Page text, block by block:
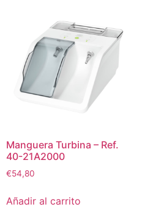
Manguera Turbina – Ref.
40-21A2000
€54,80
Añadir al carrito